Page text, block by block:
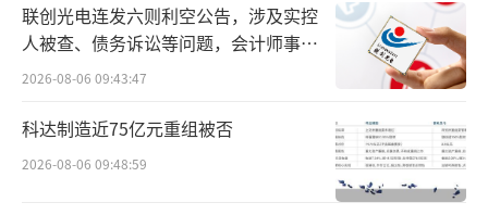
联创光电连发六则利空公告，涉及实控
人被查、债务诉讼等问题，会计师事务
所曾出具“保留意见”
2026-08-06 09:43:47
科达制造近75亿元重组被否
2026-08-06 09:48:59